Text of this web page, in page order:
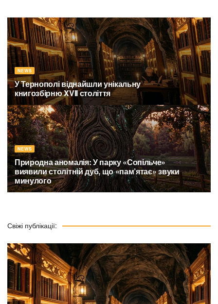
NEWS
У Тернополі віднайшли унікальну
книгозбірню XVII століття
05.08.2026
NEWS
Природна аномалія: У парку «Сопільче»
виявили столітній дуб, що «пам’ятає» звуки
минулого
Свіжі публікації: